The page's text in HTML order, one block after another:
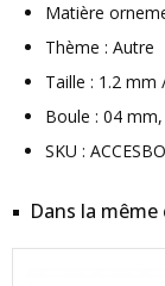
Matière
Thème : Autre
Taille : 1.2 mm
Boule : 04
SKU :
Dans la